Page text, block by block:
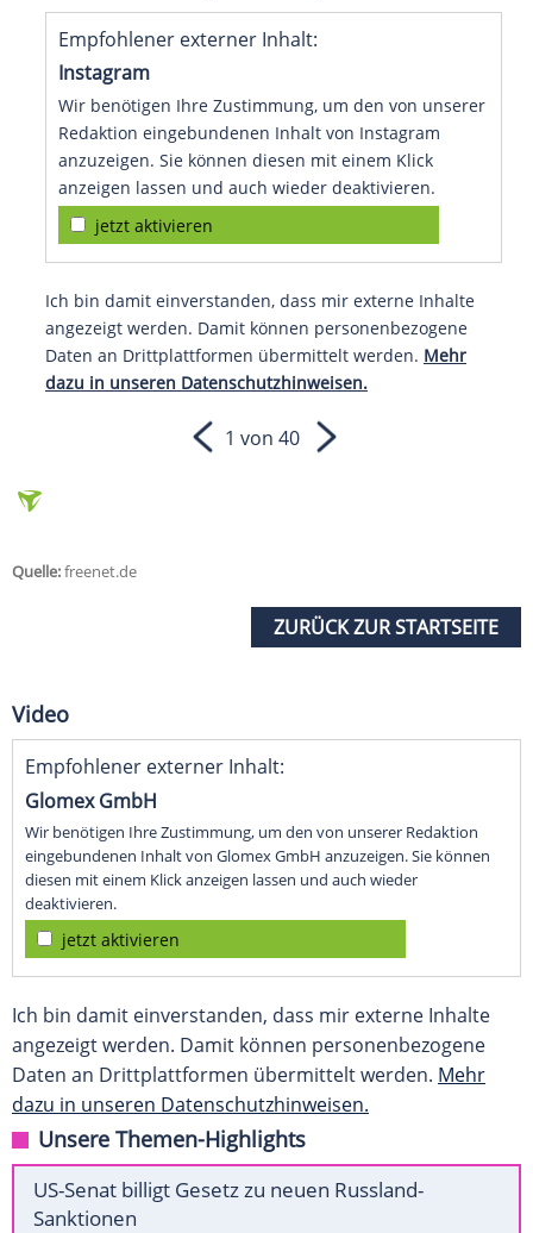
Empfohlener externer Inhalt:
Instagram
Wir benötigen Ihre Zustimmung, um den von unserer
Redaktion eingebundenen Inhalt von Instagram
anzuzeigen. Sie können diesen mit einem Klick
anzeigen lassen und auch wieder deaktivieren.
jetzt aktivieren
Ich bin damit einverstanden, dass mir externe Inhalte
angezeigt werden. Damit können personenbezogene
Daten an Drittplattformen übermittelt werden. Mehr
dazu in unseren Datenschutzhinweisen.
1 von 40
Quelle:freenet.de
ZURÜCK ZUR STARTSEITE
Video
Empfohlener externer Inhalt:
Glomex GmbH
Wir benötigen Ihre Zustimmung, um den von unserer Redaktion
eingebundenen Inhalt von Glomex GmbH anzuzeigen. Sie können
diesen mit einem Klick anzeigen lassen und auch wieder
deaktivieren.
jetzt aktivieren
Ich bin damit einverstanden, dass mir externe Inhalte
angezeigt werden. Damit können personenbezogene
Daten an Drittplattformen übermittelt werden. Mehr
dazu in unseren Datenschutzhinweisen.
Unsere Themen-Highlights
US-Senat billigt Gesetz zu neuen Russland-
Sanktionen